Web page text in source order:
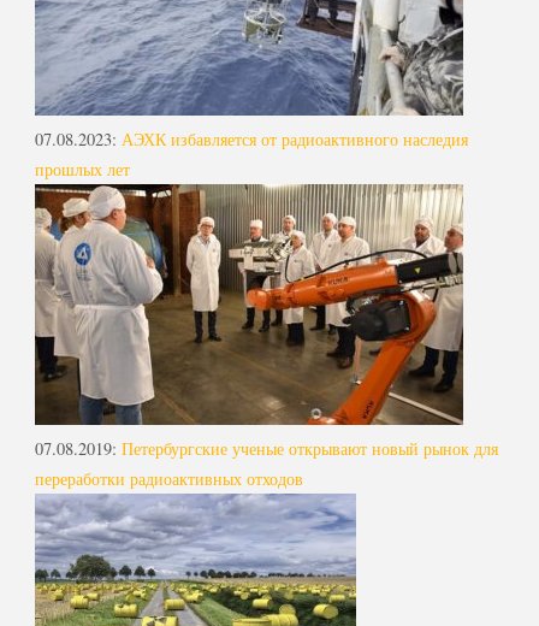
07.08.2023: АЭХК избавляется от радиоактивного наследия
прошлых лет
07.08.2019: Петербургские ученые открывают новый рынок для
переработки радиоактивных отходов